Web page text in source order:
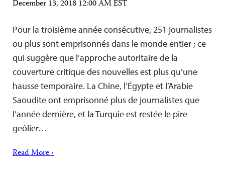
December 13, 2018 12:00 AM EST
Pour la troisième année consécutive, 251 journalistes
ou plus sont emprisonnés dans le monde entier ; ce
qui suggère que l’approche autoritaire de la
couverture critique des nouvelles est plus qu’une
hausse temporaire. La Chine, l’Égypte et l’Arabie
Saoudite ont emprisonné plus de journalistes que
l’année dernière, et la Turquie est restée le pire
geôlier…
Read More ›